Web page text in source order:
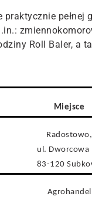
Roll Baler, a
Miejsce
Radostowo,
ul. Dworcowa
83-120
Agrohandel